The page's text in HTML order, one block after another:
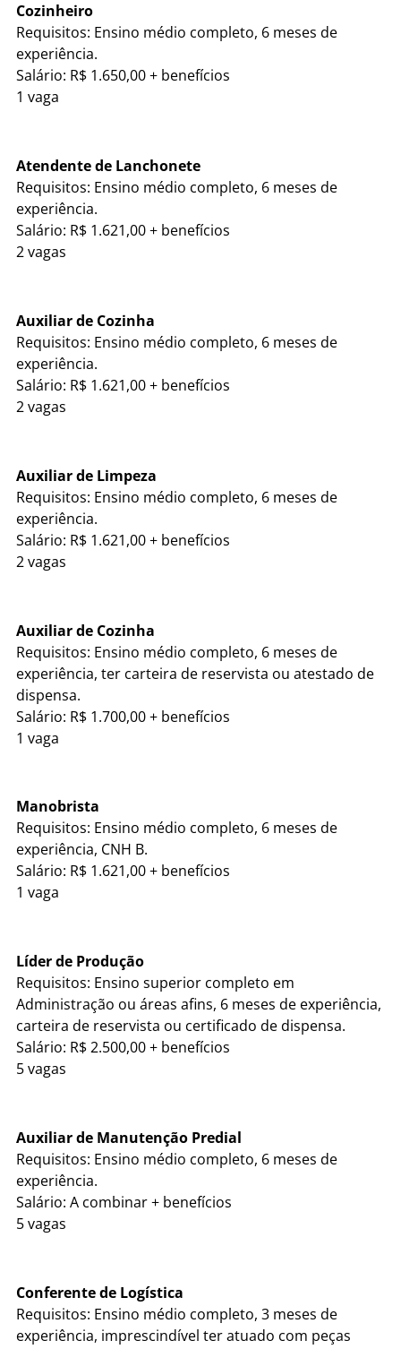
Cozinheiro
Requisitos: Ensino médio completo, 6 meses de
experiência.
Salário: R$ 1.650,00 + benefícios
1 vaga
Atendente de Lanchonete
Requisitos: Ensino médio completo, 6 meses de
experiência.
Salário: R$ 1.621,00 + benefícios
2 vagas
Auxiliar de Cozinha
Requisitos: Ensino médio completo, 6 meses de
experiência.
Salário: R$ 1.621,00 + benefícios
2 vagas
Auxiliar de Limpeza
Requisitos: Ensino médio completo, 6 meses de
experiência.
Salário: R$ 1.621,00 + benefícios
2 vagas
Auxiliar de Cozinha
Requisitos: Ensino médio completo, 6 meses de
experiência, ter carteira de reservista ou atestado de
dispensa.
Salário: R$ 1.700,00 + benefícios
1 vaga
Manobrista
Requisitos: Ensino médio completo, 6 meses de
experiência, CNH B.
Salário: R$ 1.621,00 + benefícios
1 vaga
Líder de Produção
Requisitos: Ensino superior completo em
Administração ou áreas afins, 6 meses de experiência,
carteira de reservista ou certificado de dispensa.
Salário: R$ 2.500,00 + benefícios
5 vagas
Auxiliar de Manutenção Predial
Requisitos: Ensino médio completo, 6 meses de
experiência.
Salário: A combinar + benefícios
5 vagas
Conferente de Logística
Requisitos: Ensino médio completo, 3 meses de
experiência, imprescindível ter atuado com peças